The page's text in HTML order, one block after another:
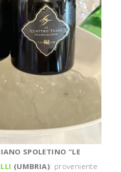
SPOLETINO “LE
(UMBRIA): proveniente